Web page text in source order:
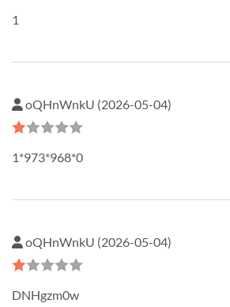
1
oQHnWnkU (2026-05-04)
1*973*968*0
oQHnWnkU (2026-05-04)
DNHgzm0w